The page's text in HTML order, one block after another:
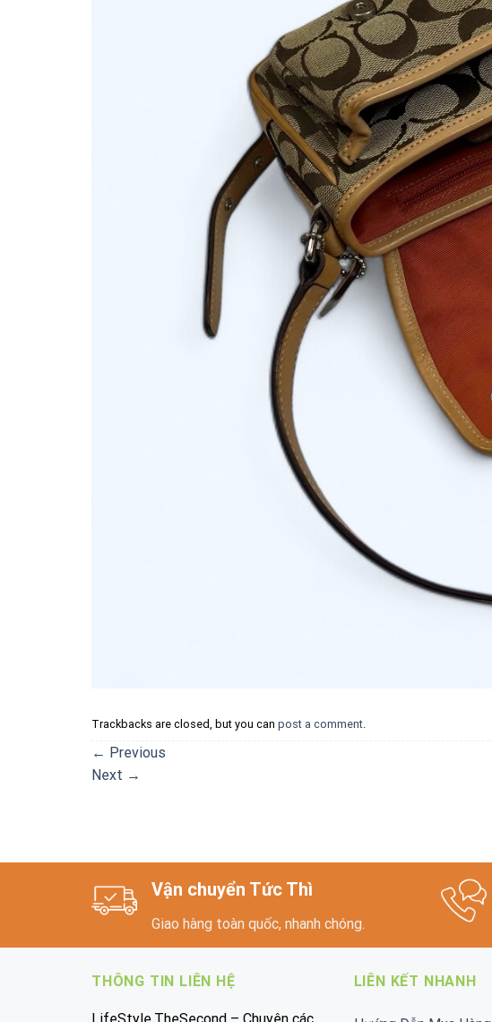
Trackbacks are closed, but you can post a comment.
← Previous
Next →
Vận chuyển Tức Thì
Giao hàng toàn quốc, nhanh chóng.
THÔNG TIN LIÊN HỆ LIÊN KẾT NHANH